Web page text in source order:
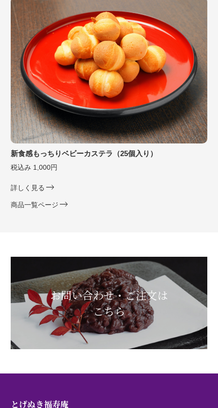
新食感もっちりベビーカステラ（25個入り）
税込み 1,000円
詳しく見る
商品一覧ページ
お問い合わせ・ご注文は
こちら
とげぬき福寿庵